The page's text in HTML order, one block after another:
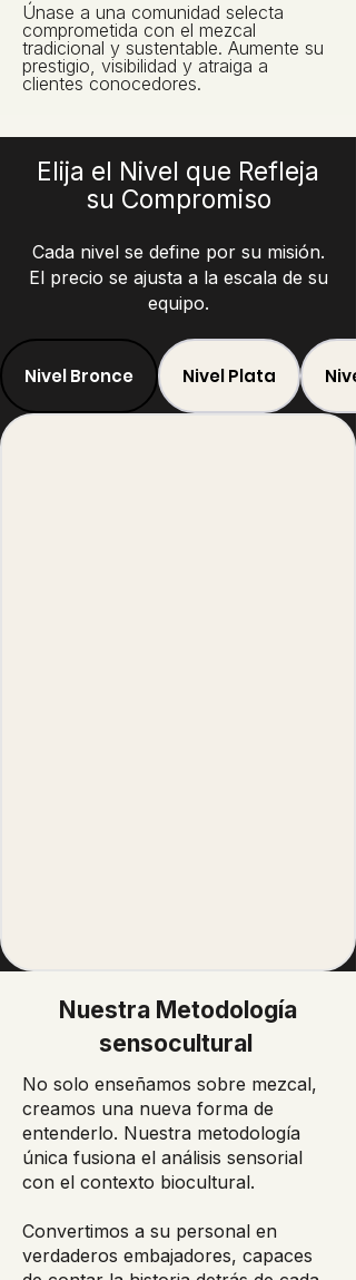
Únase a una comunidad selecta
comprometida con el mezcal
tradicional y sustentable. Aumente su
prestigio, visibilidad y atraiga a
clientes conocedores.
Elija el Nivel que Refleja
su Compromiso
Cada nivel se define por su misión.
El precio se ajusta a la escala de su
equipo.
Nivel Bronce Nivel Plata
Nuestra Metodología
sensocultural
No solo enseñamos sobre mezcal,
creamos una nueva forma de
entenderlo. Nuestra metodología
única fusiona el análisis sensorial
con el contexto biocultural.
Convertimos a su personal en
verdaderos embajadores, capaces